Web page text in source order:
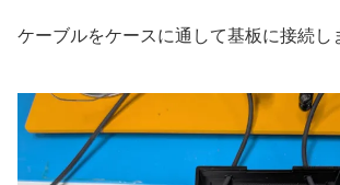
ケーブルをケースに通して基板に接続し